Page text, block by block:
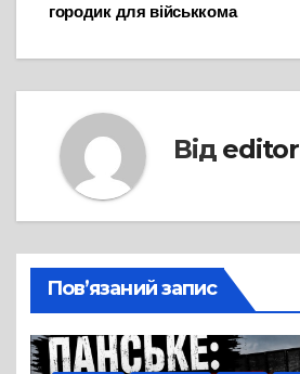
городик для військкома
Від editor
Пов’язаний запис